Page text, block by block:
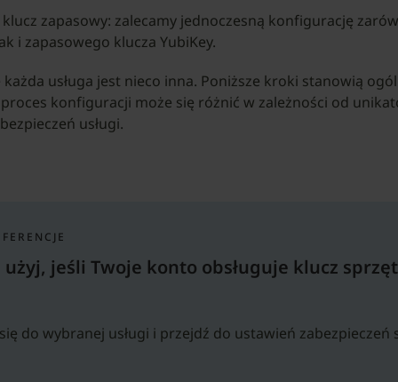
zapasowy: zalecamy jednoczesną konfigurację
i zapasowego klucza YubiKey.
każda usługa jest nieco inna. Poniższe kroki stanowią
konfiguracji może się różnić w zależności od
usługi.
użyj, jeśli Twoje konto obsługuje klucz
do wybranej usługi i przejdź do ustawień zabezpieczeń